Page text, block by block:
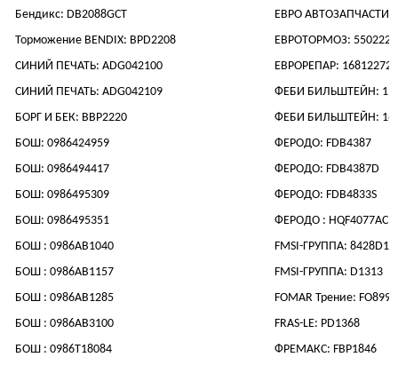
Бендикс: DB2088GCT
Торможение BENDIX: BPD2208
СИНИЙ ПЕЧАТЬ: ADG042100
СИНИЙ ПЕЧАТЬ: ADG042109
БОРГ И БЕК: BBP2220
БОШ: 0986424959
БОШ: 0986494417
БОШ: 0986495309
БОШ: 0986495351
БОШ : 0986AB1040
БОШ : 0986AB1157
БОШ : 0986AB1285
БОШ : 0986AB3100
БОШ : 0986T18084
ЕВРО АВТОЗАПЧАСТИ :
ЕВРОТОРМОЗ:
ЕВРОРЕПАР:
ФЕБИ БИЛЬШТЕЙН:
ФЕБИ БИЛЬШТЕЙН:
ФЕРОДО: FDB4387
ФЕРОДО: FDB4387D
ФЕРОДО: FDB4833S
ФЕРОДО : HQF4077AC
FMSI-ГРУППА:
FMSI-ГРУППА: D1313
FOMAR Трение:
FRAS-LE: PD1368
ФРЕМАКС: FBP1846